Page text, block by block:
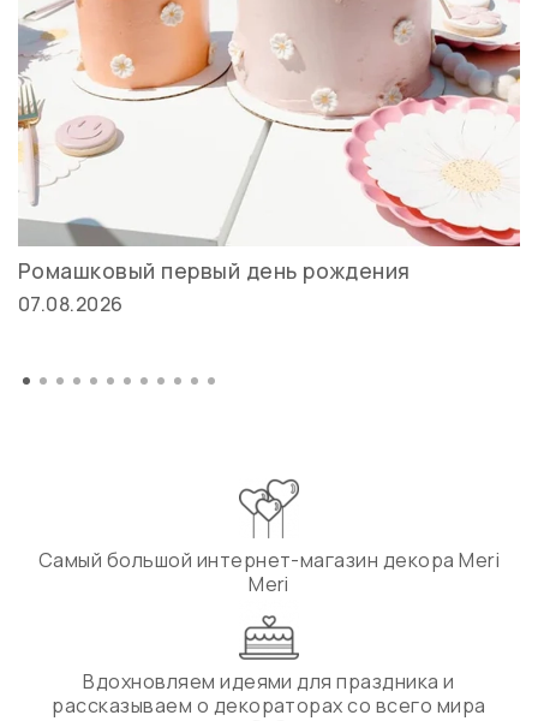
Ромашковый первый день рождения
07.08.2026
Самый большой интернет-магазин декора Meri
Meri
Вдохновляем идеями для праздника и
рассказываем о декораторах со всего мира